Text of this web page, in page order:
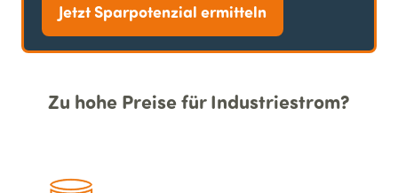
Jetzt Sparpotenzial ermitteln
Zu hohe Preise für Industriestrom?